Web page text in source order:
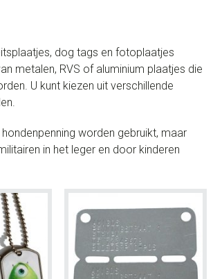
dog tags en fotoplaatjes
metalen, RVS of aluminium plaatjes die
U kunt kiezen uit verschillende
hondenpenning worden gebruikt, maar
in het leger en door kinderen